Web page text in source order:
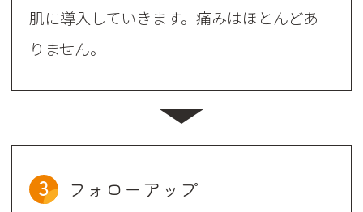
肌に導入していきます。痛みはほとんどあ
りません。
3 フォローアップ